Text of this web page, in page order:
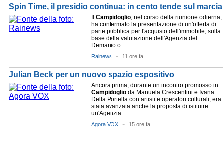
Spin Time, il presidio continua: in cento tende sul
Campidoglio, nel corso della riunione odierna,
ha confermato la presentazione di un'offerta di
parte pubblica per l'acquisto dell'immobile, sulla
base della valutazione dell'Agenzia del
Demanio o ...
Rainews - 11 ore fa
Julian Beck per un nuovo spazio espositivo
Ancora prima, durante un incontro promosso in
Campidoglio da Manuela Crescentini e Ivana
Della Portella con artisti e operatori culturali, era
stata avanzata anche la proposta di istituire
un'Agenzia ...
Agora VOX - 15 ore fa